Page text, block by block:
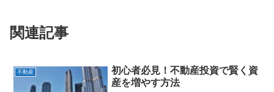
関連記事
不動産
初心者必見！不動産投資で賢く資
産を増やす方法